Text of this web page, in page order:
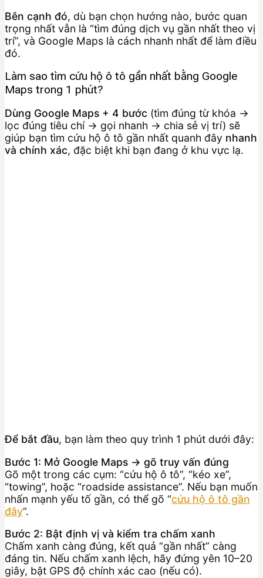
Bên cạnh đó, dù bạn chọn hướng nào, bước quan
trọng nhất vẫn là “tìm đúng dịch vụ gần nhất theo vị
trí”, và Google Maps là cách nhanh nhất để làm điều
đó.
Làm sao tìm cứu hộ ô tô gần nhất bằng Google
Maps trong 1 phút?
Dùng Google Maps + 4 bước (tìm đúng từ khóa →
lọc đúng tiêu chí → gọi nhanh → chia sẻ vị trí) sẽ
giúp bạn tìm cứu hộ ô tô gần nhất quanh đây nhanh
và chính xác, đặc biệt khi bạn đang ở khu vực lạ.
Để bắt đầu, bạn làm theo quy trình 1 phút dưới đây:
Bước 1: Mở Google Maps → gõ truy vấn đúng
Gõ một trong các cụm: “cứu hộ ô tô”, “kéo xe”,
“towing”, hoặc “roadside assistance”. Nếu bạn muốn
nhấn mạnh yếu tố gần, có thể gõ “cứu hộ ô tô gần
đây”.
Bước 2: Bật định vị và kiểm tra chấm xanh
Chấm xanh càng đúng, kết quả “gần nhất” càng
đáng tin. Nếu chấm xanh lệch, hãy đứng yên 10–20
giây, bật GPS độ chính xác cao (nếu có).